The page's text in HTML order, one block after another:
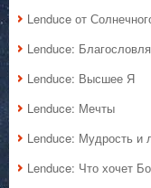
Lenduce от
Lenduce:
Lenduce: Высшее Я
Lenduce: Мечты
Lenduce: Мудрость и
Lenduce: Что хочет